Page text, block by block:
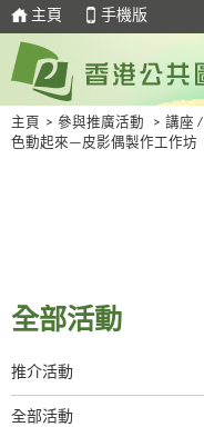
主頁 手機版
主頁 > 參與推廣活動 > 講座
色動起來—皮影偶製作工作坊
全部活動
推介活動
全部活動